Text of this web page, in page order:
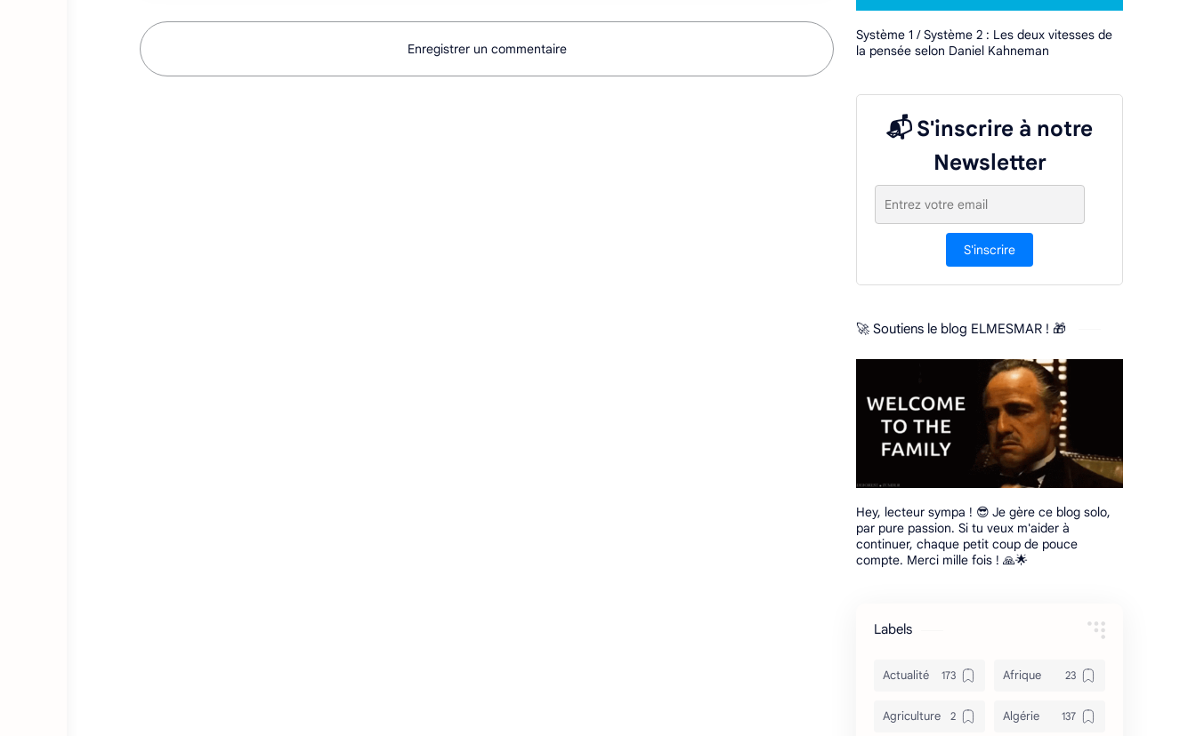
Enregistrer un commentaire
Système 1 / Système 2 : Les deux vitesses de
la pensée selon Daniel Kahneman
📬 S'inscrire à notre
Newsletter
S'inscrire
🚀 Soutiens le blog ELMESMAR ! 🎁
Hey, lecteur sympa ! 😎 Je gère ce blog solo,
par pure passion. Si tu veux m'aider à
continuer, chaque petit coup de pouce
compte. Merci mille fois ! 🙏🌟
Labels
Actualité Afrique
Agriculture Algérie